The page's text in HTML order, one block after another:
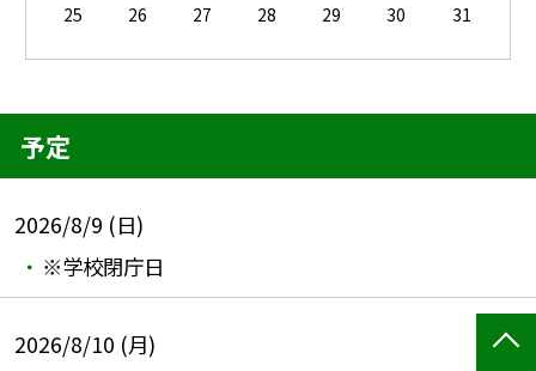
25
26 27 28 29 30 31
予定
2026/8/9 (日)
※学校閉庁日
2026/8/10 (月)